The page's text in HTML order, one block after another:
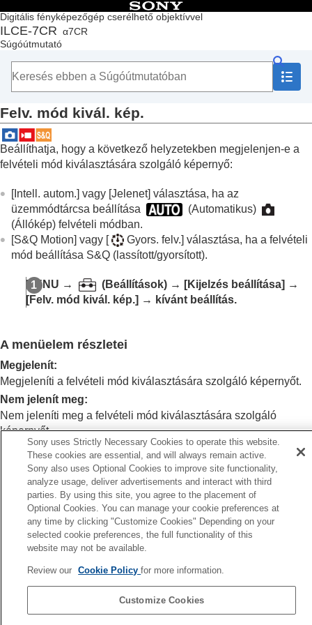
Digitális fényképezőgép cserélhető objektívvel
ILCE-7CR α7CR
Súgóútmutató
Tartalomjegyzék
Lap teteje
A „Súgóútmutató” használata
A fényképezőgép és a mellékelt tartozékok ellenőrzése
Alapvető műveletek
A fényképezőgép előkészítése / alapvető fényképezési
műveletek
Funkciók keresése a MENU-ben
A fényképezési funkciók használata
Felvételi mód választása
Kényelmes funkciók szelfivideók és vlogok
készítéséhez
Fókuszálás
Témafelismerő AF
Az expozíciós/fénymérési üzemmódok beállítása
Az ISO-érzékenység kiválasztása
Effektusok adása a képekhez
Fényképezés képtovábbítási módokkal
(folyamatos felvétel/önkioldó)
Időköz felv. funk.
Fényképezés nagy felbontással
A képminőség és a felvételi formátum beállítása
Az érintéses funkciók használata
A zár beállításai
A zoom használata
A vaku használata
Az elmosódás csökkentése
Objektívkompenz.(állókép/mozgókép)
Zajcsökkentés
A képernyő kijelzésének beállítása felvétel
közben
Auto visszanéz.
(állókép)
Felv. mód kivál. kép.
Beállíthatja, hogy a következő helyzetekben megjelenjen-e a
felvételi mód kiválasztására szolgáló képernyő:
[Intell. autom.] vagy [Jelenet] választása, ha az
üzemmódtárcsa beállítása
(Automatikus)
(Állókép) felvételi módban.
[S&Q Motion] vagy [ Gyors. felv.] választása, ha a felvételi
mód beállítása S&Q (lassított/gyorsított).
MENU → (Beállítások) → [Kijelzés beállítása] →
[Felv. mód kivál. kép.] → kívánt beállítás.
A menüelem részletei
Megjelenít:
Megjeleníti a felvételi mód kiválasztására szolgáló képernyőt.
Nem jelenít meg:
Nem jeleníti meg a felvételi mód kiválasztására szolgáló
képernyőt.
Kapcsolódó témák
Állókép/Mozgókép/S&Q tárcsa és üzemmódtárcsa
ISO zajcs.
Auto visszanéz.
Sony uses Strictly Necessary Cookies to operate this website.
These cookies are essential, and will always remain active.
Sony also uses Optional Cookies to improve site functionality,
analyze usage, deliver advertisements and interact with third
parties. By using this site, you agree to the placement of
Optional Cookies. You can manage your cookie preferences at
any time by clicking "Customize Cookies" Depending on your
selected cookie preferences, the full functionality of this
website may not be available.
Review our Cookie Policyfor more information.
Customize Cookies